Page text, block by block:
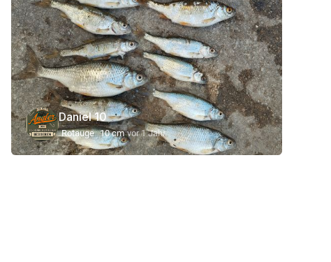
Daniel 10
Rotauge 10 cm vor 1 Jahr